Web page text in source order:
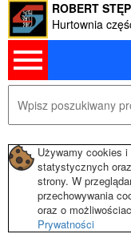
ROBERT
Hurtownia
Używamy cookies
statystycznych
strony. W
przechowywania
oraz o
Prywatności